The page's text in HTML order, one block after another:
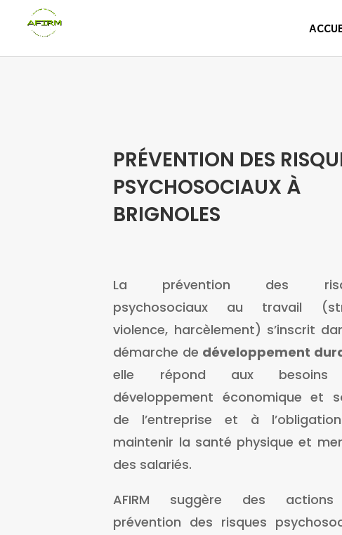
PRÉVENTION DES
PSYCHOSOCIAUX À
BRIGNOLES
La prévention des
psychosociaux au travail
violence, harcèlement) s’inscrit
démarche de développement
elle répond aux
développement économique et
de l’entreprise et à
maintenir la santé physique et
des salariés.
AFIRM suggère des
prévention des risques